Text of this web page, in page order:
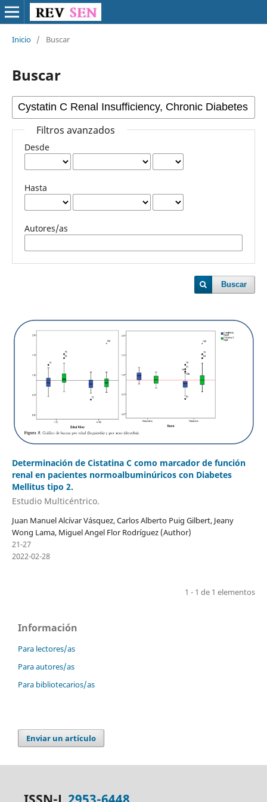
Inicio / Buscar
Buscar
Filtros avanzados
Desde
Hasta
Autores/as
Buscar
Determinación de Cistatina C como marcador de función
renal en pacientes normoalbuminúricos con Diabetes
Mellitus tipo 2.
Estudio Multicéntrico.
Juan Manuel Alcívar Vásquez, Carlos Alberto Puig Gilbert, Jeany
Wong Lama, Miguel Angel Flor Rodríguez (Author)
21-27
2022-02-28
1 - 1 de 1 elementos
Información
Para lectores/as
Para autores/as
Para bibliotecarios/as
Enviar un artículo